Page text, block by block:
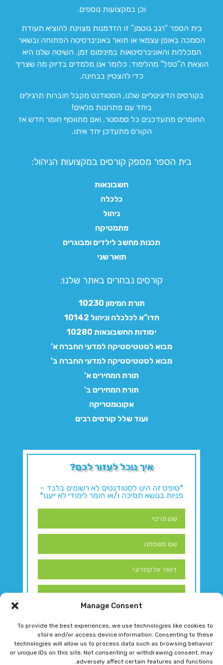
Manage Consent
To provide the best experiences, we use technologies like cookies to
store and/or access device information. Consenting to these
technologies will allow us to process data such as browsing behavior
or unique IDs on this site. Not consenting or withdrawing consent, may
adversely affect certain features and functions.
וכן במקצועות נוספים.
בית הספר “רגב גוטמן” זו הזדמנות מצוינת להוציא תעודת
הסמכה באופן עצמאי או תואר באוניברסיטה הפתוחה ובשאר
המכללות והאוניברסיטאות במינימום זמן. השיטה שלנו היא
הוצאת ה”טפל” מהלימוד. כלומר אנו מלמדים בדיוק מה שצריך
כדי להצטיין בבחינה.
בקורסים הדיגיטליים שלנו, הסטודנט מקבל חוברות תרגילים
ביחד עם פתרונות מלאים!
החומרים מתעדכנים כל סמסטר, ואם מתווסף חומר חדש אז
הקורס מתעדכן יחד איתו.
בית הספר מספק קורסים במקצועות הניהול:
חשבונאות
כלכלה
ניהול
מתמטיקה
תכנות מחשב לילדים ומבוגרים
תואר שני
קורסים נבחרים באתר שלנו:​
תורת המימון 10230
חדו"א לכלכלה וניהול 10142
יסודות החשבונאות 10280
מבוא לסטטיסטיקה למדעי החברה א'
מבוא לסטטיסטיקה למדעי החברה ב'
תורת המחירים א'
תורת המחירים ב'
אקונומטריקה
ועוד שלל קורסים רבים
איך נוכל לעזור לכם?
*טופס זה הינו לסטודנטים לא רשומים בלבד –
פניות בנושא תמיכה ו/או חומר לימודי לא ייענו*